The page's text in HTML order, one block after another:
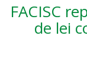
FACISC
de lei